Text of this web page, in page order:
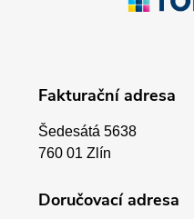
Fakturační adresa
Šedesátá 5638
760 01 Zlín
Doručovací adresa